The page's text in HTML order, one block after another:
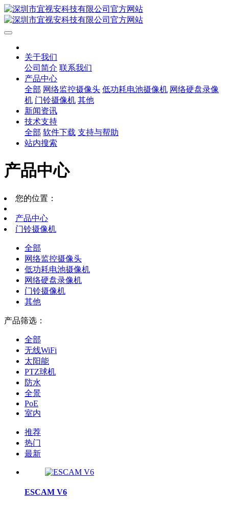
关于我们
公司简介 联系我们
产品中心
全部 网络监控摄像头 低功耗电池摄像机 网络硬盘录像
机 门铃摄像机 其他
新闻资讯
技术支持
全部 软件下载 支持与帮助
站内搜索
产品中心
您的位置：
产品中心
门铃摄像机
全部
网络监控摄像头
低功耗电池摄像机
网络硬盘录像机
门铃摄像机
其他
产品筛选：
全部
无线WiFi
太阳能
PTZ球机
防水
全景
PoE
室内
推荐
热门
最新
ESCAM V6